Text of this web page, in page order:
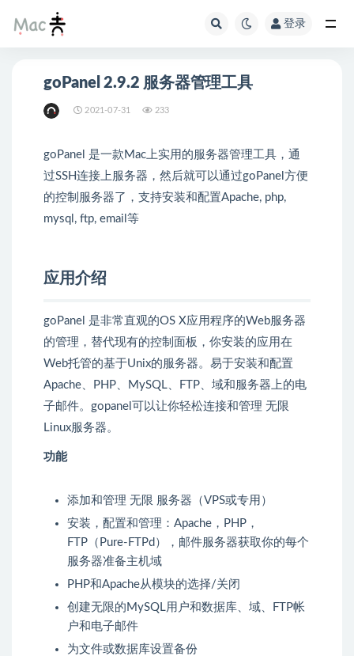
登录
goPanel 2.9.2 服务器管理工具
2021-07-31 233
goPanel 是一款Mac上实用的服务器管理工具，通
过SSH连接上服务器，然后就可以通过goPanel方便
的控制服务器了，支持安装和配置Apache, php,
mysql, ftp, email等
应用介绍
goPanel 是非常直观的OS X应用程序的Web服务器
的管理，替代现有的控制面板，你安装的应用在
Web托管的基于Unix的服务器。易于安装和配置
Apache、PHP、MySQL、FTP、域和服务器上的电
子邮件。gopanel可以让你轻松连接和管理 无限
Linux服务器。
功能
添加和管理 无限 服务器（VPS或专用）
安装，配置和管理：Apache，PHP，
FTP（Pure-FTPd），邮件服务器获取你的每个
服务器准备主机域
PHP和Apache从模块的选择/关闭
创建无限的MySQL用户和数据库、域、FTP帐
户和电子邮件
为文件或数据库设置备份